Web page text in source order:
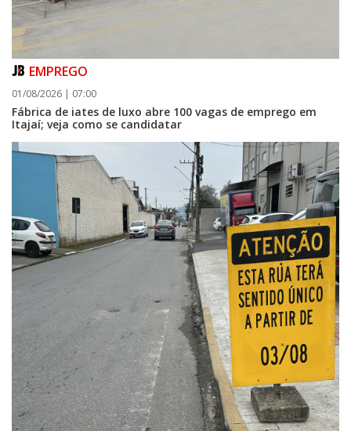
EMPREGO
01/08/2026 | 07:00
Fábrica de iates de luxo abre 100 vagas de emprego em
Itajaí; veja como se candidatar